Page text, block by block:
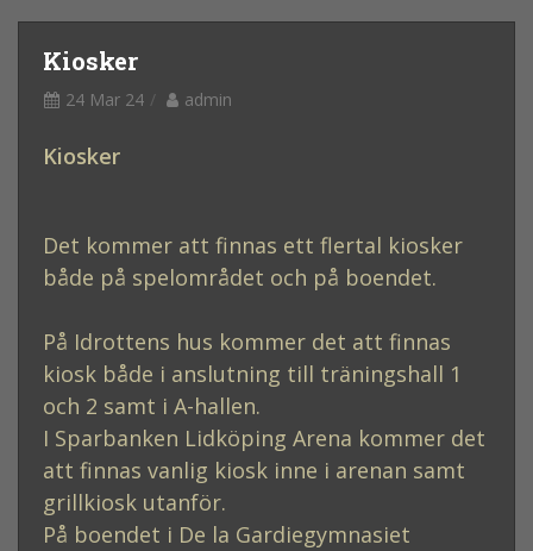
Kiosker
24 Mar 24 admin
Kiosker
Det kommer att finnas ett flertal kiosker
både på spelområdet och på boendet.
På Idrottens hus kommer det att finnas
kiosk både i anslutning till träningshall 1
och 2 samt i A-hallen.
I Sparbanken Lidköping Arena kommer det
att finnas vanlig kiosk inne i arenan samt
grillkiosk utanför.
På boendet i De la Gardiegymnasiet